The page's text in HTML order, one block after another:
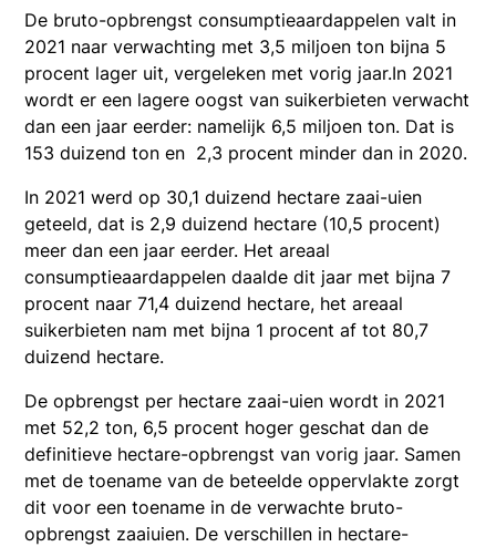
De bruto-opbrengst consumptieaardappelen valt in
2021 naar verwachting met 3,5 miljoen ton bijna 5
procent lager uit, vergeleken met vorig jaar.In 2021
wordt er een lagere oogst van suikerbieten verwacht
dan een jaar eerder: namelijk 6,5 miljoen ton. Dat is
153 duizend ton en 2,3 procent minder dan in 2020.
In 2021 werd op 30,1 duizend hectare zaai-uien
geteeld, dat is 2,9 duizend hectare (10,5 procent)
meer dan een jaar eerder. Het areaal
consumptieaardappelen daalde dit jaar met bijna 7
procent naar 71,4 duizend hectare, het areaal
suikerbieten nam met bijna 1 procent af tot 80,7
duizend hectare.
De opbrengst per hectare zaai-uien wordt in 2021
met 52,2 ton, 6,5 procent hoger geschat dan de
definitieve hectare-opbrengst van vorig jaar. Samen
met de toename van de beteelde oppervlakte zorgt
dit voor een toename in de verwachte bruto-
opbrengst zaaiuien. De verschillen in hectare-